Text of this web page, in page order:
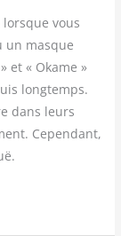
vous
un masque
et « Okame »
longtemps.
dans leurs
Cependant,